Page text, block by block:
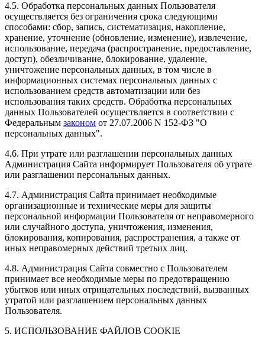
4.5. Обработка персональных данных Пользователя
осуществляется без ограничения срока следующими
способами: сбор, запись, систематизация, накопление,
хранение, уточнение (обновление, изменение), извлечение,
использование, передача (распространение, предоставление,
доступ), обезличивание, блокирование, удаление,
уничтожение персональных данных, в том числе в
информационных системах персональных данных с
использованием средств автоматизации или без
использования таких средств. Обработка персональных
данных Пользователей осуществляется в соответствии с
Федеральным законом от 27.07.2006 N 152-ФЗ "О
персональных данных".
4.6. При утрате или разглашении персональных данных
Администрация Сайта информирует Пользователя об утрате
или разглашении персональных данных.
4.7. Администрация Сайта принимает необходимые
организационные и технические меры для защиты
персональной информации Пользователя от неправомерного
или случайного доступа, уничтожения, изменения,
блокирования, копирования, распространения, а также от
иных неправомерных действий третьих лиц.
4.8. Администрация Сайта совместно с Пользователем
принимает все необходимые меры по предотвращению
убытков или иных отрицательных последствий, вызванных
утратой или разглашением персональных данных
Пользователя.
5. ИСПОЛЬЗОВАНИЕ ФАЙЛОВ COOKIE